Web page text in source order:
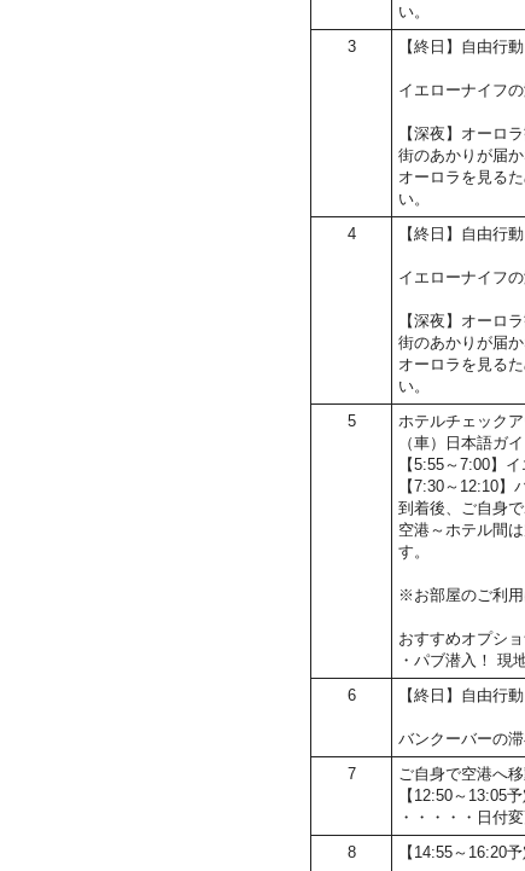
い。
3 【終日】自由行動
イエローナイフ
【深夜】オーロ
街のあかりが届
オーロラを見る
い。
4 【終日】自由行動
イエローナイフ
【深夜】オーロ
街のあかりが届
オーロラを見る
い。
5
ホテルチェック
（車）日本語ガ
【5:55～7:00】
【7:30～12:10】
到着後、ご自身
空港～ホテル間
す。
※お部屋のご利用
おすすめオプシ
・パブ潜入！ 現
6 【終日】自由行動
バンクーバーの
7
ご自身で空港へ移
【12:50～13:05
・・・・・日付
8 【14:55～16:20